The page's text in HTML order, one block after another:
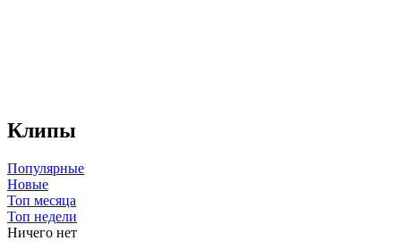
Клипы
Популярные
Новые
Топ месяца
Топ недели
Ничего нет